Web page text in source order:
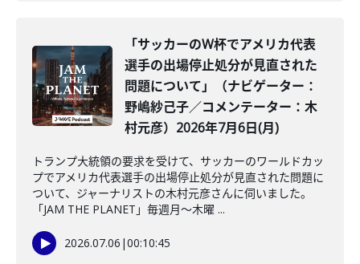
「サッカーのW杯でアメリカ代表
選手の出場停止処分が見直された
問題について」（ナビゲーター：
野嶋紗己子／コメンテーター：木
村元彦）2026年7月6日(月)
トランプ大統領の要求を受けて、サッカーのワールドカッ
プでアメリカ代表選手の出場停止処分が見直された問題に
ついて、ジャーナリストの木村元彦さんに伺いました。
「JAM THE PLANET」毎週月～木曜 ...
2026.07.06 |00:10:45